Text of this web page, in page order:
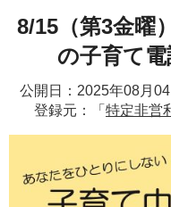
8/15（第3金曜
の子育て
公開日：2025年08月
登録元：「 特定非営